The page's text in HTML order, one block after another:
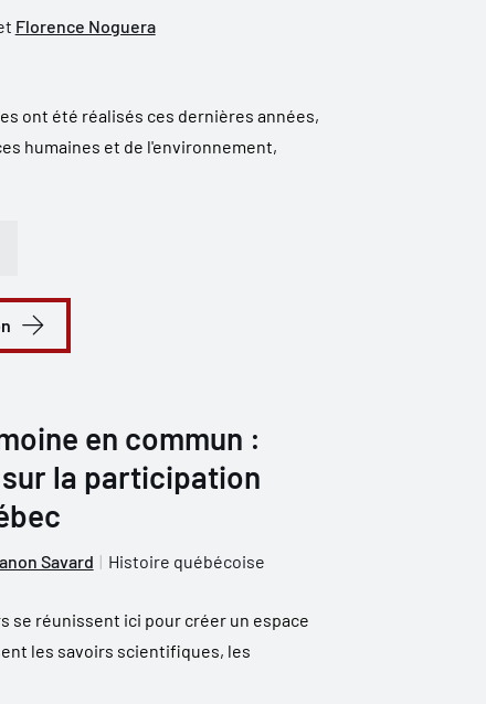
Florence Noguera
ont été réalisés ces dernières années,
humaines et de l'environnement,
en commun :
la participation
Savard Histoire québécoise
se réunissent ici pour créer un espace
les savoirs scientifiques, les